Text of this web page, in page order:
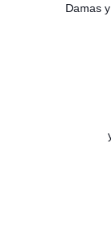
Damas